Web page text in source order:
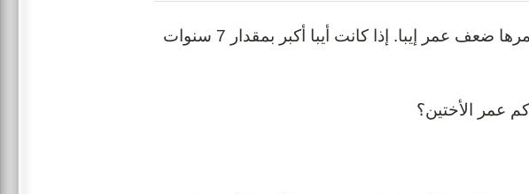
: إيبا لديها أخت أكبر منها تدعى إيما و عمرها ضعف عمر إيبا. إذا كانت أيبا أكبر بمقدار 7 سنوات
كم عمر الأختين؟